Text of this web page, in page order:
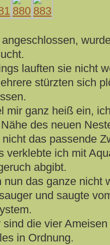
lauften sie nicht
stürzten sich
mir ganz heiß ein,
des neuen
nicht das passende
verklebte ich mit
abgibt.
nun das ganze nicht
und saugte
sind die vier
in Ordnung.